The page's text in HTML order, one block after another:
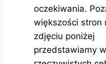
oczekiwania.
większości stron
zdjęciu poniżej
przedstawiamy